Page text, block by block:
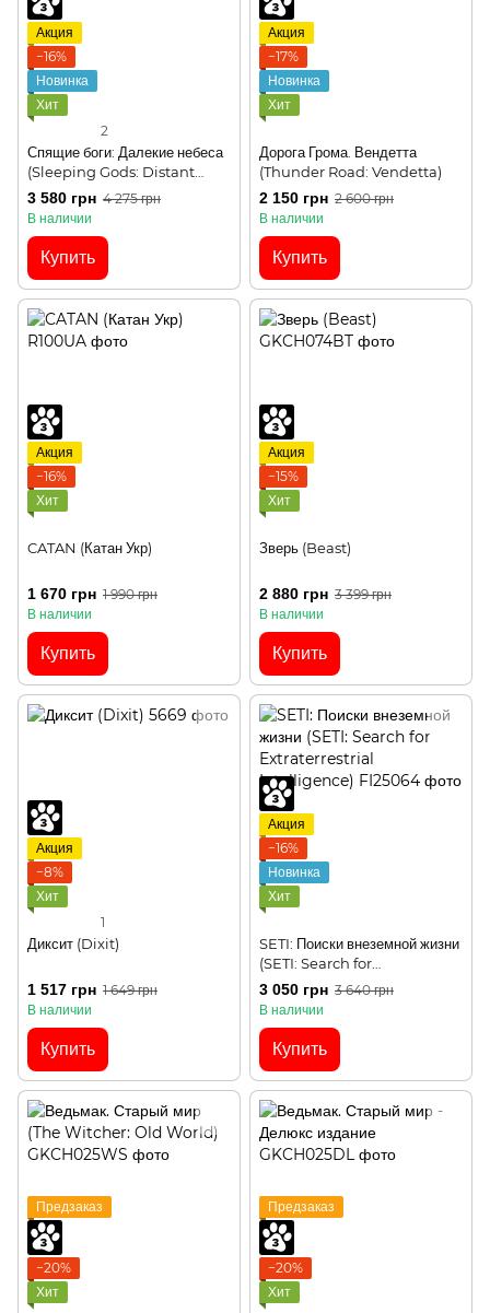
Акция
−16%
Новинка
Хит
2
Спящие боги: Далекие небеса
(Sleeping Gods: Distant
Skies)
3 580 грн 4 275 грн
В наличии
Купить
Акция
−17%
Новинка
Хит
Дорога Грома. Вендетта
(Thunder Road: Vendetta)
2 150 грн 2 600 грн
В наличии
Купить
Акция
−16%
Хит
CATAN (Катан Укр)
1 670 грн 1 990 грн
В наличии
Купить
Акция
−15%
Хит
Зверь (Beast)
2 880 грн 3 399 грн
В наличии
Купить
Акция
−8%
Хит
1
Диксит (Dixit)
1 517 грн 1 649 грн
В наличии
Купить
Акция
−16%
Новинка
Хит
SETI: Поиски внеземной жизни
(SETI: Search for
Extraterrestrial Intelligence)
3 050 грн 3 640 грн
В наличии
Купить
Предзаказ
−20%
Хит
Предзаказ
−20%
Хит